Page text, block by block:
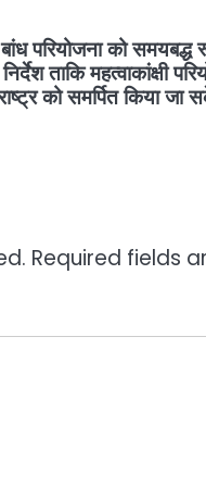
परियोजना को समयबद्ध
ताकि महत्वाकांक्षी
को समर्पित किया जा
Required fields